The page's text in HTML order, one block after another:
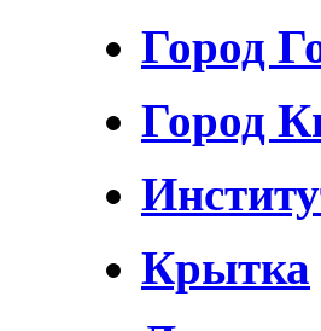
Город
Город
Крытка